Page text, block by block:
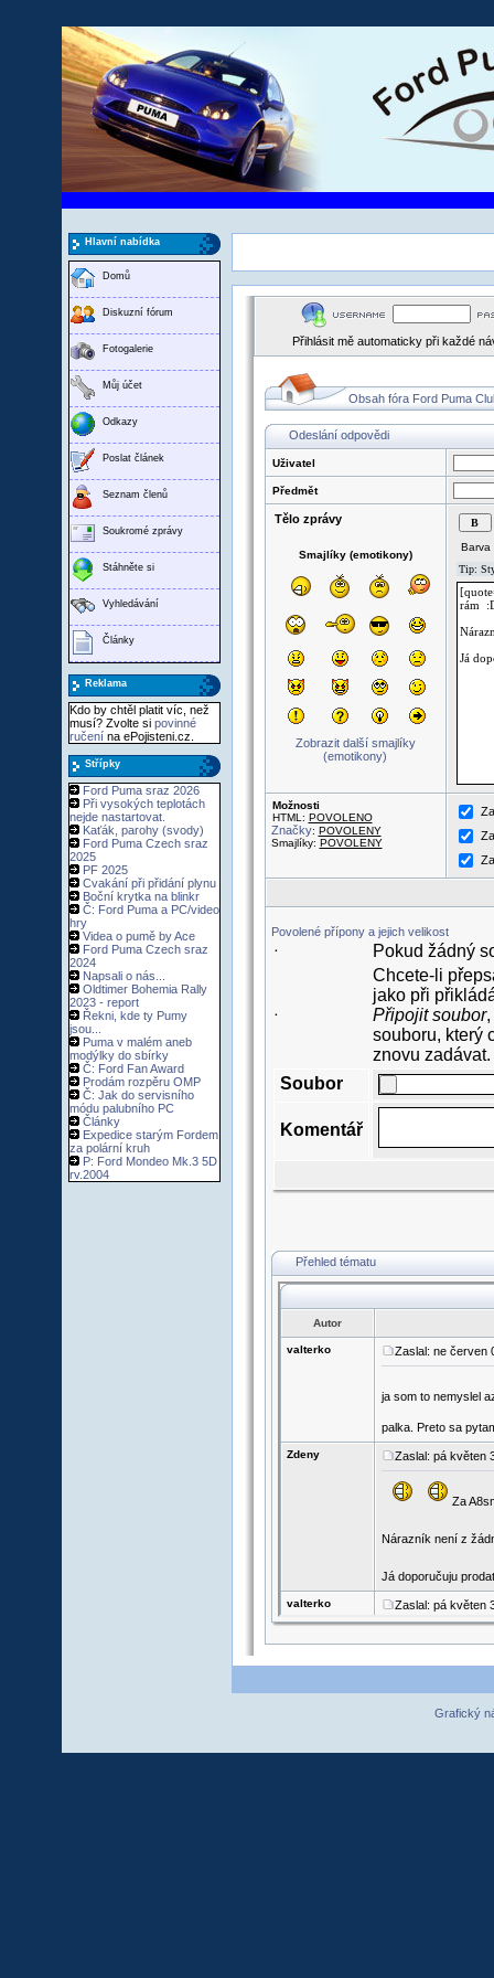
Hlavní nabídka
Domů
Diskuzní fórum
Fotogalerie
Můj účet
Odkazy
Poslat článek
Seznam členů
Soukromé zprávy
Stáhněte si
Vyhledávání
Články
Reklama
Kdo by chtěl platit víc, než
musí? Zvolte si povinné
ručenína ePojisteni.cz.
Střípky
Ford Puma sraz 2026
Při vysokých teplotách
nejde nastartovat.
Kaťák, parohy (svody)
Ford Puma Czech sraz
2025
PF 2025
Cvakání při přidání plynu
Boční krytka na blinkr
Č: Ford Puma a PC/video
hry
Videa o pumě by Ace
Ford Puma Czech sraz
2024
Napsali o nás...
Oldtimer Bohemia Rally
2023 - report
Řekni, kde ty Pumy
jsou...
Puma v malém aneb
modýlky do sbírky
Č: Ford Fan Award
Prodám rozpěru OMP
Č: Jak do servisního
módu palubního PC
Články
Expedice starým Fordem
za polární kruh
P: Ford Mondeo Mk.3 5D
rv.2004
Přihlásit mě automaticky při každé
Obsah fóra Ford Puma
Odeslání odpovědi
Uživatel
Předmět
Tělo zprávy
Smajlíky (emotikony)
Zobrazit další smajlíky
(emotikony)
Možnosti
HTML: POVOLENO
Značky: POVOLENY
Smajlíky: POVOLENY
Povolené přípony a jejich velikost
· Pokud žádný
·
Chcete-li
jako při
Připojit soubor,
souboru, který
znovu zadávat.
Soubor
Komentář
Přehled tématu
Grafický